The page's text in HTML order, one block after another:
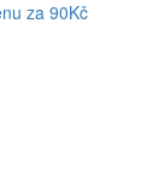
za 90Kč